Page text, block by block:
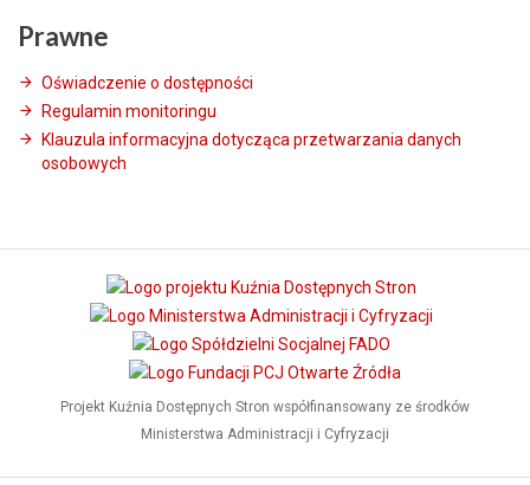
Prawne
Oświadczenie o dostępności
Regulamin monitoringu
Klauzula informacyjna dotycząca przetwarzania danych
osobowych
Projekt Kuźnia Dostępnych Stron współfinansowany ze środków
Ministerstwa Administracji i Cyfryzacji